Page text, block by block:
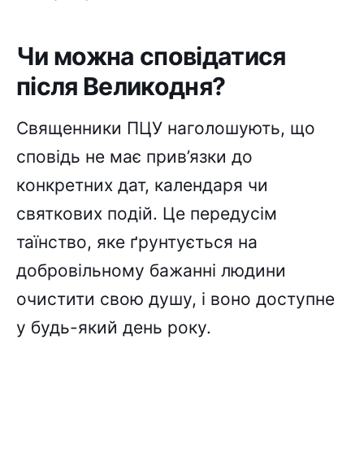
Чи можна сповідатися
після Великодня?
Священники ПЦУ наголошують, що
сповідь не має прив’язки до
конкретних дат, календаря чи
святкових подій. Це передусім
таїнство, яке ґрунтується на
добровільному бажанні людини
очистити свою душу, і воно доступне
у будь-який день року.